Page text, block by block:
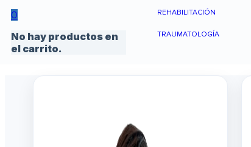
REHABILITACIÓN
TRAUMATOLOGÍA
0
No hay productos en
el carrito.